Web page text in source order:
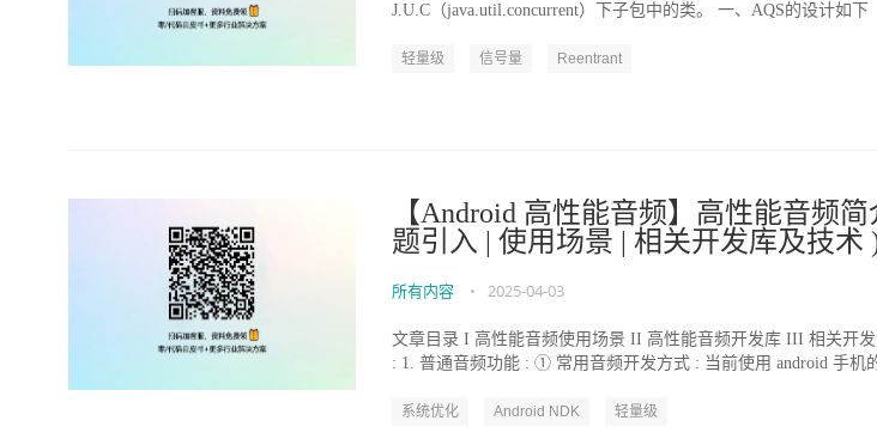
J.U.C（java.util.concurrent）下子包中的类。 一、AQS的设计如下
轻量级 信号量 Reentrant
【Android 高性能音频】高性能音频
题引入 | 使用场景 | 相关开发库及技术
所有内容 • 2025-04-03
文章目录 I 高性能音频使用场景 II 高性能音频开发库 III 相关开
: 1. 普通音频功能 : ① 常用音频开发方式 : 当前使用 android 手机
系统优化 Android NDK 轻量级